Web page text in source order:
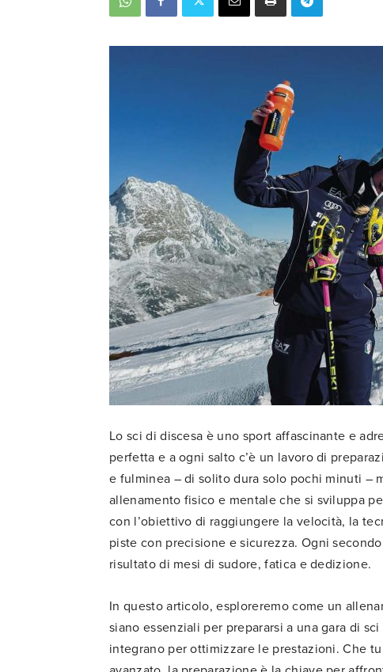
Lo sci di discesa è uno sport affascinante e
perfetta e a ogni salto c’è un lavoro di
e fulminea – di solito dura solo pochi minuti –
allenamento fisico e mentale che si sviluppa
con l’obiettivo di raggiungere la velocità, la
piste con precisione e sicurezza. Ogni
risultato di mesi di sudore, fatica e dedizione.
In questo articolo, esploreremo come un
siano essenziali per prepararsi a una gara di
integrano per ottimizzare le prestazioni. Che